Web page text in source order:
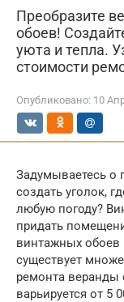
Преобразите
обоев!
уюта и тепла.
стоимости
Опубликовано: 10
Задумываетесь о
создать уголок,
любую погоду?
придать
винтажных
существует
ремонта веранды
варьируется от 5